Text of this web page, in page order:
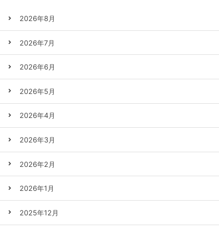
2026年8月
2026年7月
2026年6月
2026年5月
2026年4月
2026年3月
2026年2月
2026年1月
2025年12月